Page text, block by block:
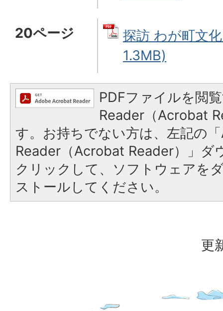
20ページ
探訪 わが町文
1.3MB)
PDFファイルを閲
Reader（Acrobat
す。お持ちでない方は、左記の
Reader（Acrobat Reader）」ダ
クリックして、ソフトウェアを
ストールしてください。
更